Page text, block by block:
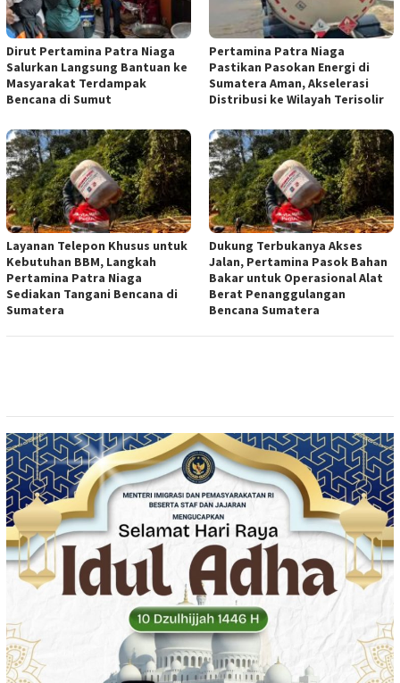
Dirut Pertamina Patra Niaga
Salurkan Langsung Bantuan ke
Masyarakat Terdampak
Bencana di Sumut
Pertamina Patra Niaga
Pastikan Pasokan Energi di
Sumatera Aman, Akselerasi
Distribusi ke Wilayah Terisolir
Layanan Telepon Khusus untuk
Kebutuhan BBM, Langkah
Pertamina Patra Niaga
Sediakan Tangani Bencana di
Sumatera
Dukung Terbukanya Akses
Jalan, Pertamina Pasok Bahan
Bakar untuk Operasional Alat
Berat Penanggulangan
Bencana Sumatera